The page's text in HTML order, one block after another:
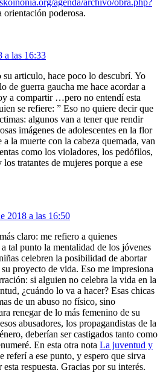
agenda/archivo/obra.php?
orientación poderosa.
a las 16:33
articulo, hace poco lo descubrí. Yo
de guerra gaucha me hace acordar a
a compartir …pero no entendí esta
se refiere: ” Eso no quiere decir que
algunos van a tener que rendir
imágenes de adolescentes en la flor
la muerte con la cabeza quemada, van
como los violadores, los pedófilos,
tratantes de mujeres porque a ese
2018 a las 16:50
claro: me refiero a quienes
tal punto la mentalidad de los jóvenes
celebren la posibilidad de abortar
proyecto de vida. Eso me impresiona
si alguien no celebra la vida en la
¿cuándo lo va a hacer? Esas chicas
de un abuso no físico, sino
renegar de lo más femenino de su
abusadores, los propagandistas de la
deberían ser castigados tanto como
En esta otra nota La juventud y
referí a ese punto, y espero que sirva
esta respuesta. Gracias por su interés.